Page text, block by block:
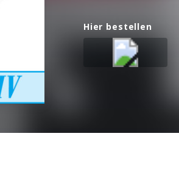
Hier bestellen